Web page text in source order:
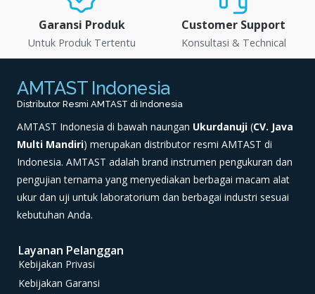
Garansi Produk
Untuk Produk Tertentu
Customer Support
Konsultasi & Technical
AMTAST Indonesia
Distributor Resmi AMTAST di Indonesia
AMTAST Indonesia di bawah naungan Ukurdanuji (CV. Java
Multi Mandiri) merupakan distributor resmi AMTAST di
Indonesia. AMTAST adalah brand instrumen pengukuran dan
pengujian ternama yang menyediakan berbagai macam alat
ukur dan uji untuk laboratorium dan berbagai industri sesuai
kebutuhan Anda.
Layanan Pelanggan
Kebijakan Privasi
Kebijakan Garansi